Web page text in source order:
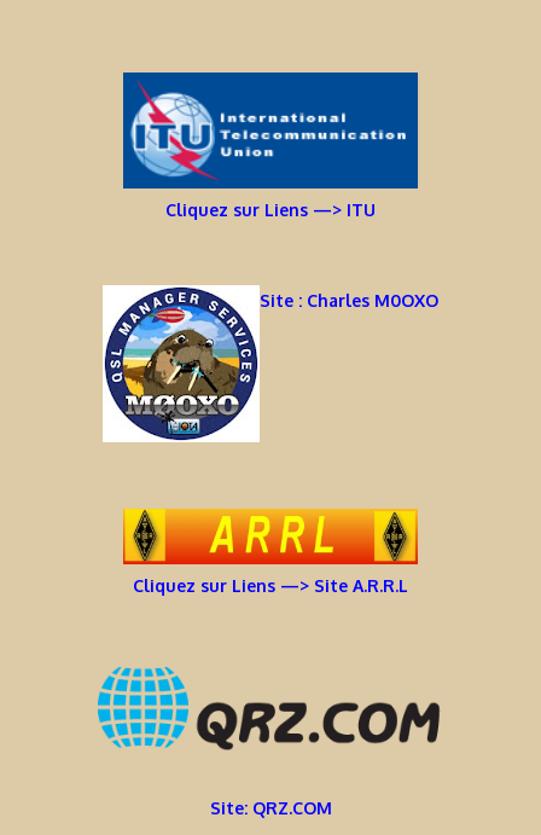
Cliquez sur Liens —> ITU
Site : Charles M0OXO
Cliquez sur Liens —> Site A.R.R.L
Site: QRZ.COM